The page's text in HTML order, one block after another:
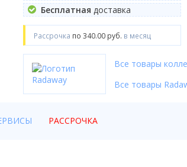
Бесплатная доставка
Рассрочка по 340.00 руб. в месяц
Все товары
Все товары
РАССРОЧКА